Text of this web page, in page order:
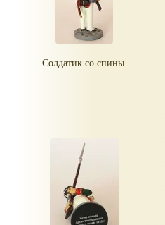
Солдатик со спины.